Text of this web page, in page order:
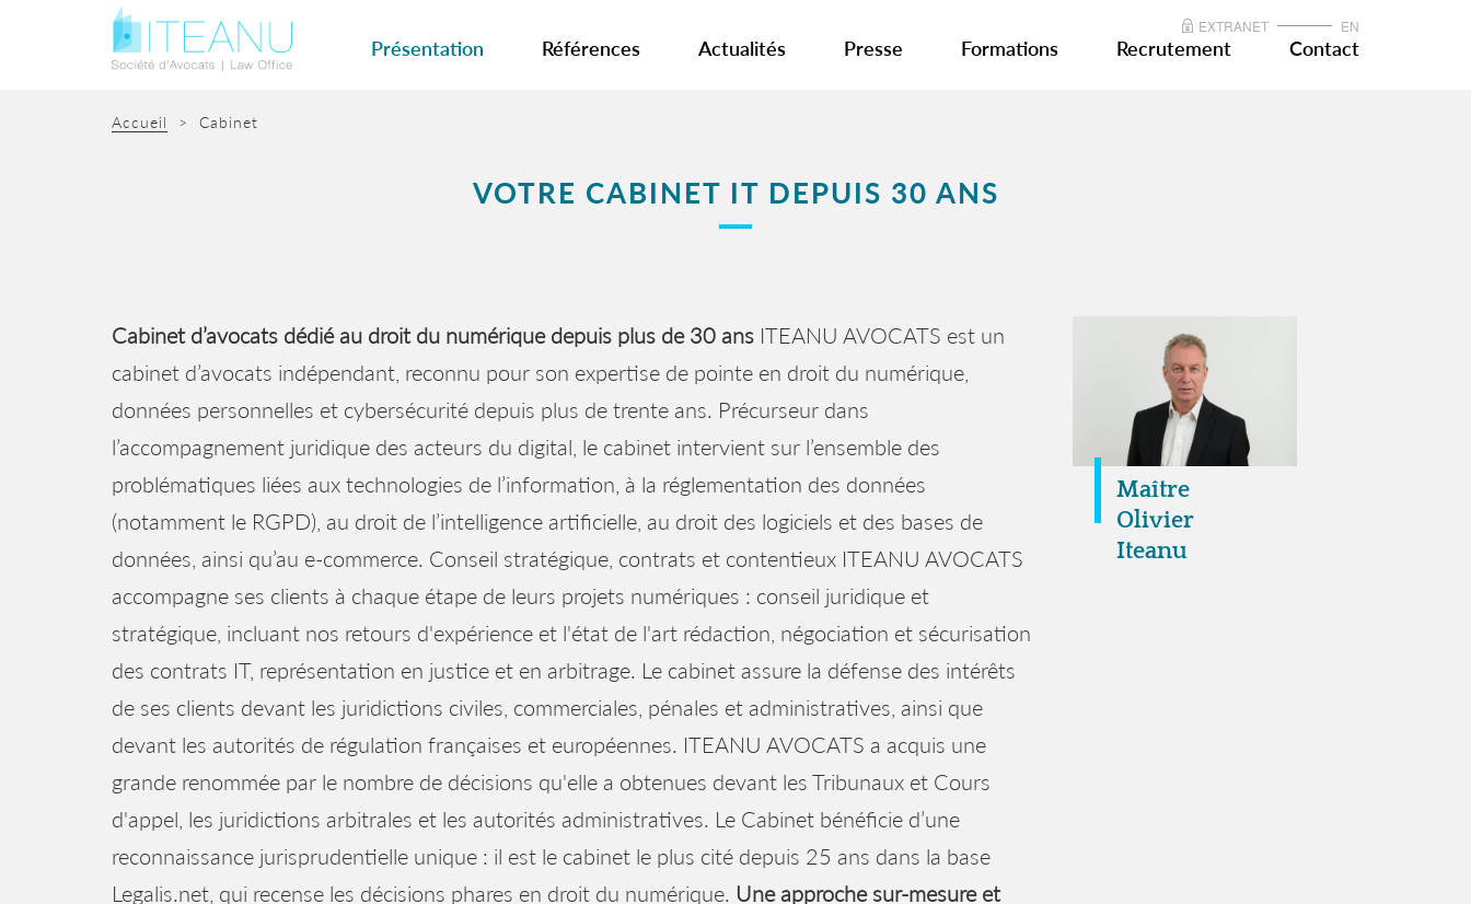
EXTRANET EN
Présentation Références Actualités Presse Formations Recrutement Contact
Accueil > Cabinet
VOTRE CABINET IT DEPUIS 30 ANS
Cabinet d’avocats dédié au droit du numérique depuis plus de 30 ans ITEANU AVOCATS est un
cabinet d’avocats indépendant, reconnu pour son expertise de pointe en droit du numérique,
données personnelles et cybersécurité depuis plus de trente ans. Précurseur dans
l’accompagnement juridique des acteurs du digital, le cabinet intervient sur l’ensemble des
problématiques liées aux technologies de l’information, à la réglementation des données
(notamment le RGPD), au droit de l’intelligence artificielle, au droit des logiciels et des bases de
données, ainsi qu’au e-commerce. Conseil stratégique, contrats et contentieux ITEANU AVOCATS
accompagne ses clients à chaque étape de leurs projets numériques : conseil juridique et
stratégique, incluant nos retours d'expérience et l'état de l'art rédaction, négociation et sécurisation
des contrats IT, représentation en justice et en arbitrage. Le cabinet assure la défense des intérêts
de ses clients devant les juridictions civiles, commerciales, pénales et administratives, ainsi que
devant les autorités de régulation françaises et européennes. ITEANU AVOCATS a acquis une
grande renommée par le nombre de décisions qu'elle a obtenues devant les Tribunaux et Cours
d'appel, les juridictions arbitrales et les autorités administratives. Le Cabinet bénéficie d’une
reconnaissance jurisprudentielle unique : il est le cabinet le plus cité depuis 25 ans dans la base
Legalis.net, qui recense les décisions phares en droit du numérique. Une approche sur-mesure et
Maître
Olivier
Iteanu